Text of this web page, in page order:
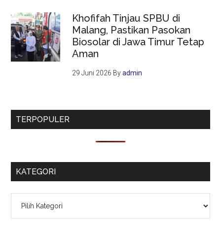
Khofifah Tinjau SPBU di
Malang, Pastikan Pasokan
Biosolar di Jawa Timur Tetap
Aman
29 Juni 2026 Byadmin
TERPOPULER
KATEGORI